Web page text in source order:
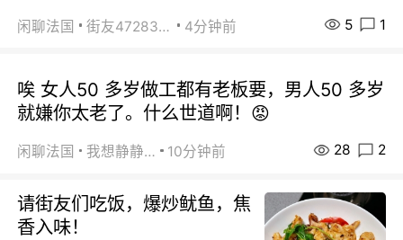
闲聊法国 街友472838572 4分钟前 5 1
唉 女人50 多岁做工都有老板要，男人50 多岁
就嫌你太老了。什么世道啊！😡
闲聊法国 我想静静… 10分钟前 28 2
请街友们吃饭，爆炒鱿鱼，焦
香入味！